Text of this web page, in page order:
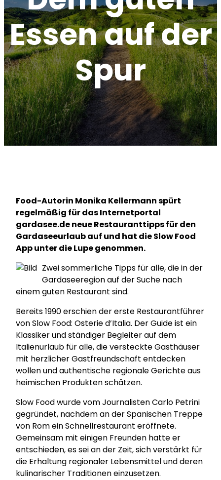
Essen auf der
Spur
Food-Autorin Monika Kellermann spürt
regelmäßig für das Internetportal
gardasee.de neue Restauranttipps für den
Gardaseeurlaub auf und hat die Slow Food
App unter die Lupe genommen.
Zwei sommerliche Tipps für alle, die in der
Gardaseeregion auf der Suche nach
einem guten Restaurant sind.
Bereits 1990 erschien der erste Restaurantführer
von Slow Food: Osterie d’Italia. Der Guide ist ein
Klassiker und ständiger Begleiter auf dem
Italienurlaub für alle, die versteckte Gasthäuser
mit herzlicher Gastfreundschaft entdecken
wollen und authentische regionale Gerichte aus
heimischen Produkten schätzen.
Slow Food wurde vom Journalisten Carlo Petrini
gegründet, nachdem an der Spanischen Treppe
von Rom ein Schnellrestaurant eröffnete.
Gemeinsam mit einigen Freunden hatte er
entschieden, es sei an der Zeit, sich verstärkt für
die Erhaltung regionaler Lebensmittel und deren
kulinarischer Traditionen einzusetzen.